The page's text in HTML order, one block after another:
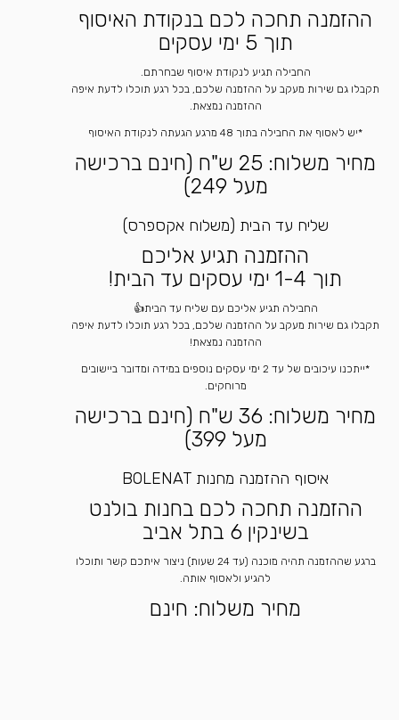
ההזמנה תחכה לכם בנקודת האיסוף
תוך 5 ימי עסקים
החבילה תגיע לנקודת איסוף שבחרתם.
תקבלו גם שירות מעקב על ההזמנה שלכם, בכל רגע תוכלו לדעת איפה
ההזמנה נמצאת.
*יש לאסוף את החבילה בתוך 48 מרגע הגעתה לנקודת האיסוף
מחיר משלוח: 25 ש"ח (חינם ברכישה
מעל 249)
שליח עד הבית (משלוח אקספרס)
ההזמנה תגיע אליכם
תוך 1-4 ימי עסקים עד הבית!
החבילה תגיע אליכם עם שליח עד הבית👍
תקבלו גם שירות מעקב על ההזמנה שלכם, בכל רגע תוכלו לדעת איפה
ההזמנה נמצאת!
*ייתכנו עיכובים של עד 2 ימי עסקים נוספים במידה ומדובר ביישובים
מרוחקים.
מחיר משלוח: 36 ש"ח (חינם ברכישה
מעל 399)
איסוף ההזמנה מחנות BOLENAT
ההזמנה תחכה לכם בחנות בולנט
בשינקין 6 בתל אביב
ברגע שההזמנה תהיה מוכנה (עד 24 שעות) ניצור איתכם קשר ותוכלו
להגיע ולאסוף אותה.
מחיר משלוח: חינם